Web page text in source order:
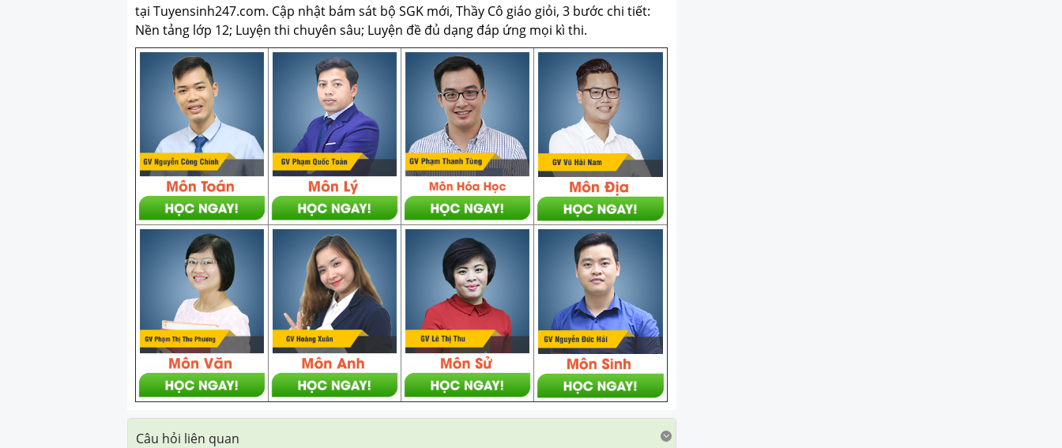
tại Tuyensinh247.com. Cập nhật bám sát bộ SGK mới, Thầy Cô giáo giỏi, 3 bước chi tiết:
Nền tảng lớp 12; Luyện thi chuyên sâu; Luyện đề đủ dạng đáp ứng mọi kì thi.
Câu hỏi liên quan